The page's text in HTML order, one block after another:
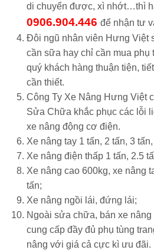
di chuyển được, xì nhớt…thì
0906.904.446 để nhận tư
Đôi ngũ nhân viên Hưng Việt
cần sữa hay chỉ cần mua phụ
quý khách hàng thuận tiện,
cần thiết.
Công Ty Xe Nâng Hưng Việt
Sửa Chữa khắc phục các lỗi
xe nâng động cơ điện.
Xe nâng tay 1 tấn, 2 tấn, 3
Xe nâng điện thấp 1 tấn, 2.5
Xe nâng cao 600kg, xe nâng
tấn;
Xe nâng ngồi lái, đứng lái;
Ngoài sửa chữa, bán xe
cung cấp đầy đủ phụ tùng
nâng với giá cả cực kì ưu đãi.